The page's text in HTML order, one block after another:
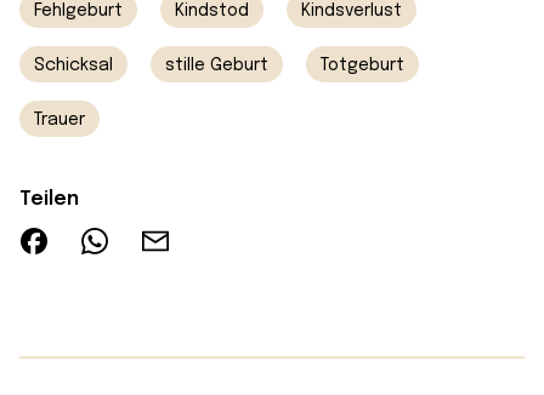
Fehlgeburt Kindstod Kindsverlust
Schicksal stille Geburt Totgeburt
Trauer
Teilen